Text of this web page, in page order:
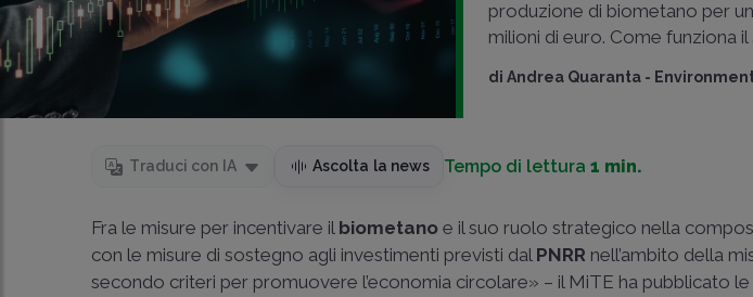
produzione di biometano per
milioni di euro. Come funziona il
diAndrea Quaranta -
Traduci con IA Ascolta la news Tempo di lettura1 min.
Fra le misure per incentivare il biometanoe il suo ruolo strategico nella
con le misure di sostegno agli investimenti previsti dal PNRR nell’ambito della
secondo criteri per promuovere l’economia circolare» – il MiTE ha pubblicato